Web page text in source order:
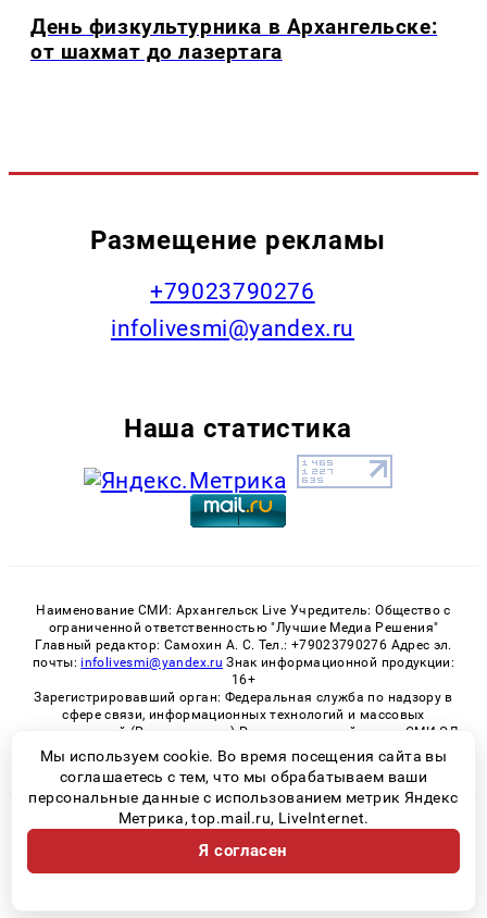
День физкультурника в Архангельске:
от шахмат до лазертага
Размещение рекламы
+79023790276
infolivesmi@yandex.ru
Наша статистика
Наименование СМИ: Архангельск Live Учредитель: Общество с
ограниченной ответственностью "Лучшие Медиа Решения"
Главный редактор: Самохин А. С. Тел.: +79023790276 Адрес эл.
почты: infolivesmi@yandex.ru Знак информационной продукции:
16+
Зарегистрировавший орган: Федеральная служба по надзору в
сфере связи, информационных технологий и массовых
коммуникаций (Роскомнадзор) Регистрационный номер СМИ ЭЛ
№ ФС 77 - 82533 от 21.01.2022
© 2026 «Архангельск Live» | Все права защищены
Возрастная категория сайта 16+
Политика конфиденциальности
Мы используем cookie. Во время посещения сайта вы
соглашаетесь с тем, что мы обрабатываем ваши
персональные данные с использованием метрик Яндекс
Метрика, top.mail.ru, LiveInternet.
Я согласен